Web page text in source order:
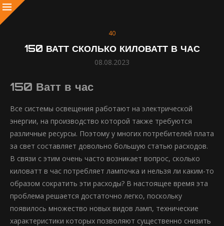
40
150 ВАТТ СКОЛЬКО КИЛОВАТТ В ЧАС
08.08.2023
150 Ватт в час
Все системы освещения работают на электрической
энергии, на производство которой также требуются
различные ресурсы. Поэтому у многих потребителей плата
за свет составляет довольно большую статью расходов.
В связи с этим очень часто возникает вопрос, сколько
киловатт в час потребляет лампочка и нельзя ли каким-то
образом сократить эти расходы? В настоящее время эта
проблема решается достаточно легко, поскольку
появилось множество новых видов ламп, технические
характеристики которых позволяют существенно снизить